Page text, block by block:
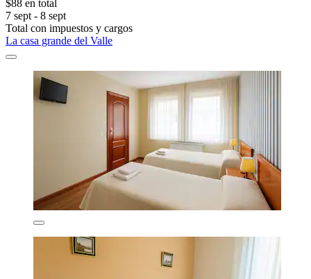
$88 en total
7 sept - 8 sept
Total con impuestos y cargos
La casa grande del Valle